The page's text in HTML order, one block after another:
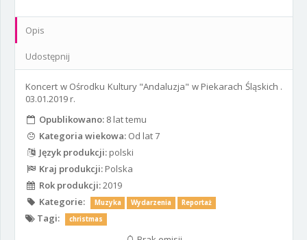
Opis
Udostępnij
Koncert w Ośrodku Kultury "Andaluzja" w Piekarach Śląskich .
03.01.2019 r.
Opublikowano: 8 lat temu
Kategoria wiekowa:Od lat 7
Język produkcji:polski
Kraj produkcji:Polska
Rok produkcji:2019
Kategorie:
Muzyka Wydarzenia Reportaż
Tagi: christmas